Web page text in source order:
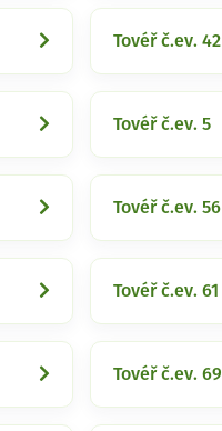
Tovéř č.ev. 42
Tovéř č.ev. 5
Tovéř č.ev. 56
Tovéř č.ev. 61
Tovéř č.ev. 69